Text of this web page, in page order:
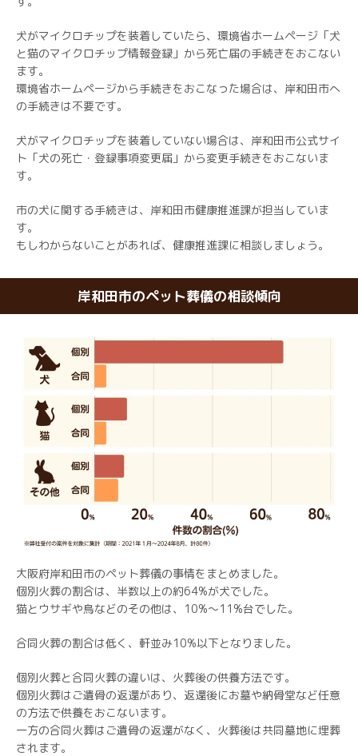
犬がマイクロチップを装着していたら、環境省ホームページ「犬
と猫のマイクロチップ情報登録」から死亡届の手続きをおこない
ます。
環境省ホームページから手続きをおこなった場合は、岸和田市へ
の手続きは不要です。
犬がマイクロチップを装着していない場合は、岸和田市公式サイ
ト「犬の死亡・登録事項変更届」から変更手続きをおこないま
す。
市の犬に関する手続きは、岸和田市健康推進課が担当していま
す。
もしわからないことがあれば、健康推進課に相談しましょう。
岸和田市のペット葬儀の相談傾向
大阪府岸和田市のペット葬儀の事情をまとめました。
個別火葬の割合は、半数以上の約64%が犬でした。
猫とウサギや鳥などのその他は、10%〜11%台でした。
合同火葬の割合は低く、軒並み10%以下となりました。
個別火葬と合同火葬の違いは、火葬後の供養方法です。
個別火葬はご遺骨の返還があり、返還後にお墓や納骨堂など任意
の方法で供養をおこないます。
一方の合同火葬はご遺骨の返還がなく、火葬後は共同墓地に埋葬
されます。